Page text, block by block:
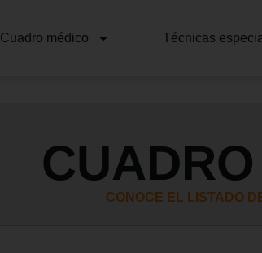
Cuadro médico Técnicas
CONOCE EL LISTADO